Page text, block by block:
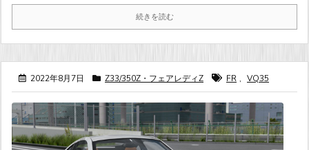
続きを読む
2022年8月7日 Z33/350Z・フェアレディZ FR , VQ35